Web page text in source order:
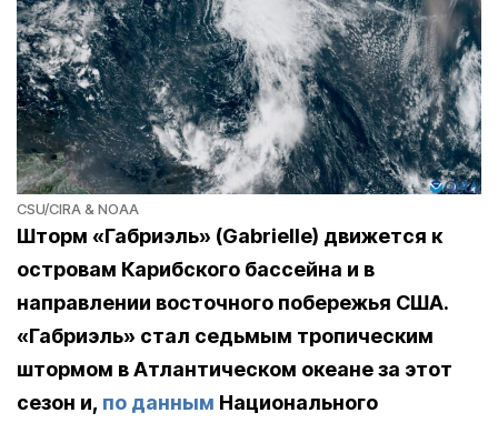
CSU/CIRA & NOAA
Шторм «Габриэль» (Gabrielle) движется к
островам Карибского бассейна и в
направлении восточного побережья США.
«Габриэль» стал седьмым тропическим
штормом в Атлантическом океане за этот
сезон и, по данным Национального